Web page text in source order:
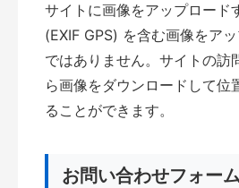
サイトに画像をアップロード
(EXIF GPS) を含む画像をア
ではありません。サイトの訪
ら画像をダウンロードして位
ることができます。
お問い合わせフォー